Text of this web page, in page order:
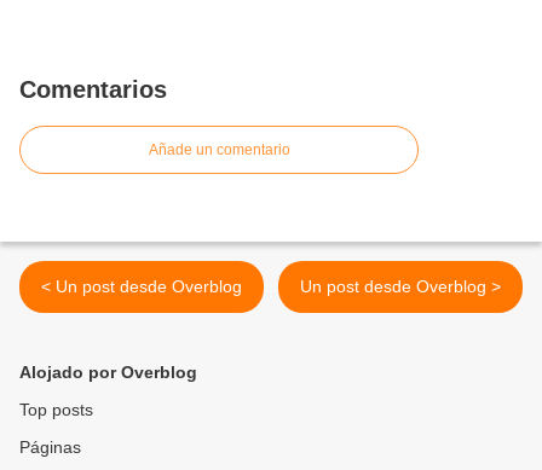
Comentarios
Añade un comentario
< Un post desde Overblog Un post desde Overblog >
Alojado por Overblog
Top posts
Páginas